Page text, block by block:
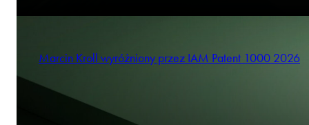
Marcin Kroll wyróżniony przez IAM Patent 1000 2026